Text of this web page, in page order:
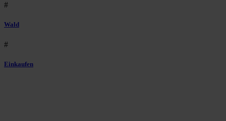
#
Wald
#
Einkaufen